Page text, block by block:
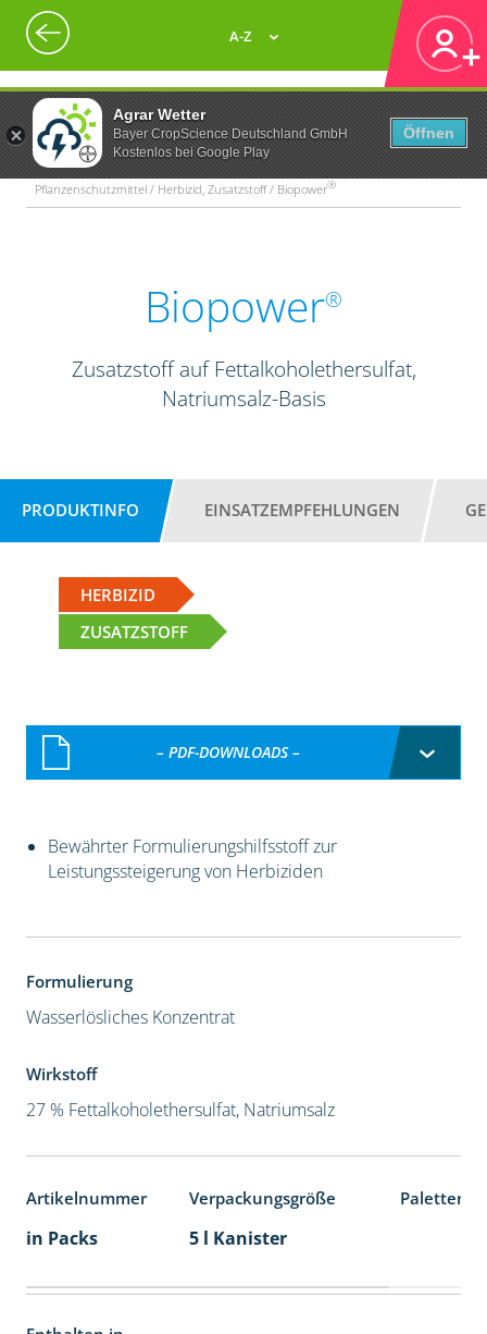
Agrar Wetter
Bayer CropScience Deutschland GmbH
Kostenlos bei Google Play
Öffnen
A-Z
Pflanzenschutzmittel / Herbizid, Zusatzstoff / Biopower®
Biopower®
Zusatzstoff auf Fettalkoholethersulfat,
Natriumsalz-Basis
PRODUKTINFO EINSATZEMPFEHLUNGEN
HERBIZID
ZUSATZSTOFF
– PDF-DOWNLOADS –
Bewährter Formulierungshilfsstoff zur
Leistungssteigerung von Herbiziden
Formulierung
Wasserlösliches Konzentrat
Wirkstoff
27 % Fettalkoholethersulfat, Natriumsalz
Artikelnummer Verpackungsgröße
in Packs 5 l Kanister